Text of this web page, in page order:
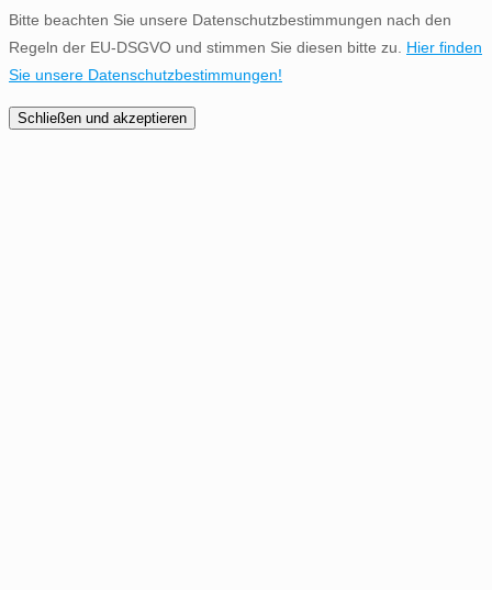
Bitte beachten Sie unsere Datenschutzbestimmungen nach den
Regeln der EU-DSGVO und stimmen Sie diesen bitte zu. Hier finden
Sie unsere Datenschutzbestimmungen!
Schließen und akzeptieren